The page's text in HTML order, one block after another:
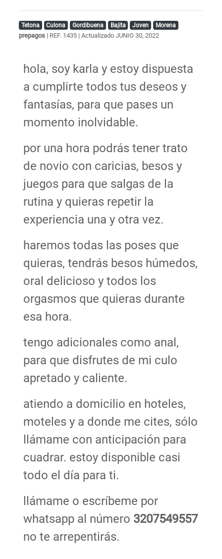
Tetona Culona Gordibuena Bajita Joven Morena
prepagos | REF. 1435 | Actualizado JUNIO 30, 2022
hola, soy karla y estoy dispuesta
a cumplirte todos tus deseos y
fantasías, para que pases un
momento inolvidable.
por una hora podrás tener trato
de novio con caricias, besos y
juegos para que salgas de la
rutina y quieras repetir la
experiencia una y otra vez.
haremos todas las poses que
quieras, tendrás besos húmedos,
oral delicioso y todos los
orgasmos que quieras durante
esa hora.
tengo adicionales como anal,
para que disfrutes de mi culo
apretado y caliente.
atiendo a domicilio en hoteles,
moteles y a donde me cites, sólo
llámame con anticipación para
cuadrar. estoy disponible casi
todo el día para ti.
llámame o escríbeme por
whatsapp al número 3207549557
no te arrepentirás.